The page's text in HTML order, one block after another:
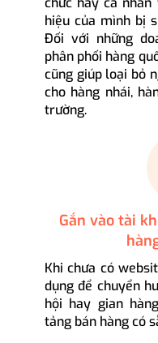
hiệu của mình bị
Đối với những
phân phối hàng
cũng giúp loại bỏ
cho hàng nhái,
trường.
Gắn vào tài
Khi chưa có
dụng để chuyển
hội hay gian
tảng bán hàng có